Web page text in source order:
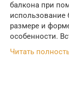
балкона при
размере и
особенности.
Читать